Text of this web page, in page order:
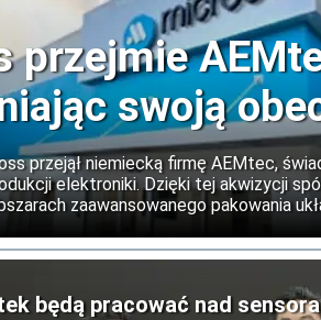
przejmie
swoją
przejął niemiecką firmę AEMtec,
elektroniki. Dzięki tej akwizycji
zaawansowanego pakowania
moce produkcyjne i
będą pracować nad